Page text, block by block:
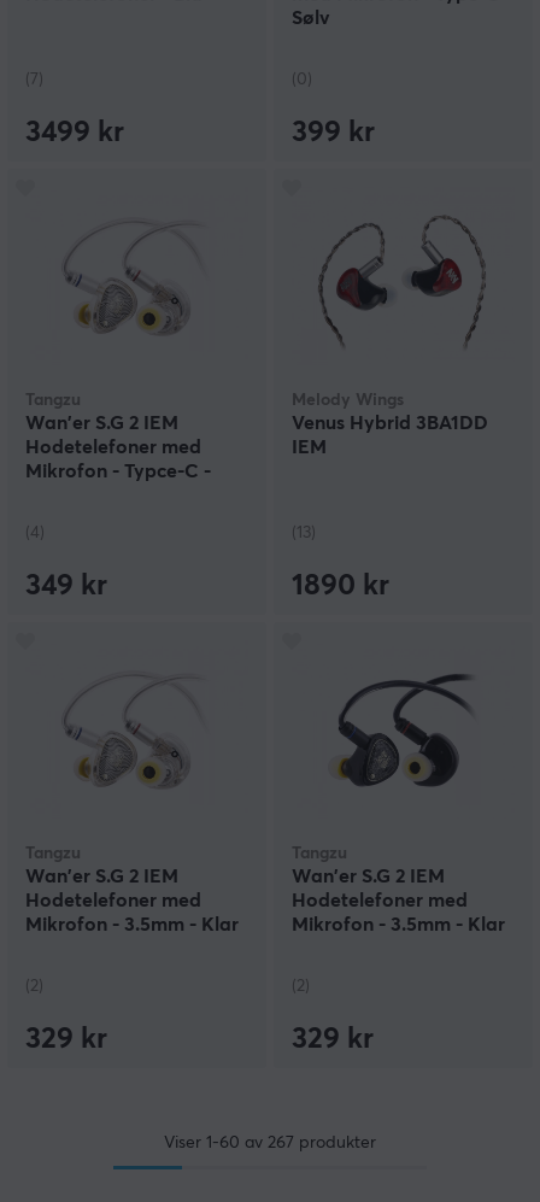
(7)
3499 kr
Sølv
(0)
399 kr
Tangzu
Wan'er S.G 2 IEM
Hodetelefoner med
Mikrofon - Typce-C -
(4)
349 kr
Melody Wings
Venus Hybrid 3BA1DD
IEM
(13)
1890 kr
Tangzu
Wan'er S.G 2 IEM
Hodetelefoner med
Mikrofon - 3.5mm - Klar
(2)
329 kr
Tangzu
Wan'er S.G 2 IEM
Hodetelefoner med
Mikrofon - 3.5mm - Klar
(2)
329 kr
Viser 1-60 av 267 produkter